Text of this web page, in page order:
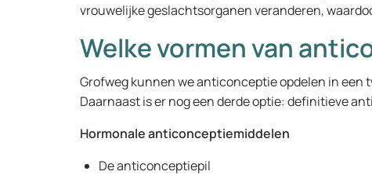
vrouwelijke geslachtsorganen veranderen,
Welke vormen van
Grofweg kunnen we anticonceptie opdelen in
Daarnaast is er nog een derde optie: definitieve
Hormonale anticonceptiemiddelen
De anticonceptiepil